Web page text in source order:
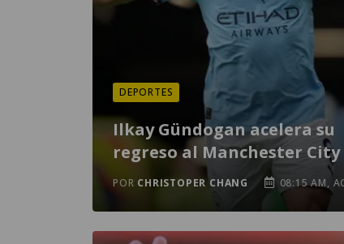
DEPORTES
Ilkay Gündogan acelera su
regreso al Manchester City
POR CHRISTOPER CHANG 08:15 AM,